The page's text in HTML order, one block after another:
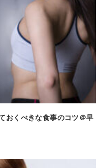
おくべきな食事のコツ＠早